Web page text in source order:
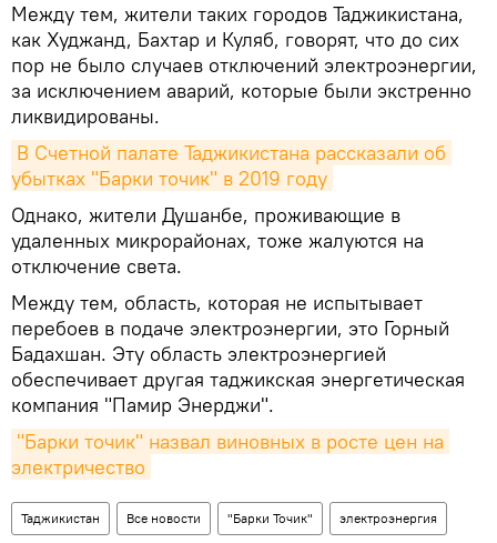
Между тем, жители таких городов Таджикистана,
как Худжанд, Бахтар и Куляб, говорят, что до сих
пор не было случаев отключений электроэнергии,
за исключением аварий, которые были экстренно
ликвидированы.
В Счетной палате Таджикистана рассказали об
убытках "Барки точик" в 2019 году
Однако, жители Душанбе, проживающие в
удаленных микрорайонах, тоже жалуются на
отключение света.
Между тем, область, которая не испытывает
перебоев в подаче электроэнергии, это Горный
Бадахшан. Эту область электроэнергией
обеспечивает другая таджикская энергетическая
компания "Памир Энерджи".
"Барки точик" назвал виновных в росте цен на
электричество
Таджикистан Все новости "Барки Точик" электроэнергия